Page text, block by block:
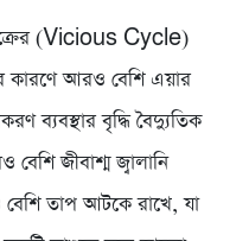
(Vicious Cycle)
কারণে আরও বেশি এয়ার
ব্যবস্থার বৃদ্ধি বৈদ্যুতিক
জীবাশ্ম জ্বালানি
তাপ আটকে রাখে, যা